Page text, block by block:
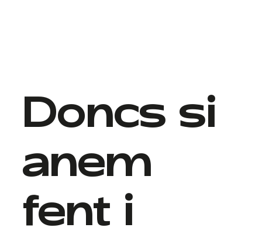
Doncs si
anem
fent i